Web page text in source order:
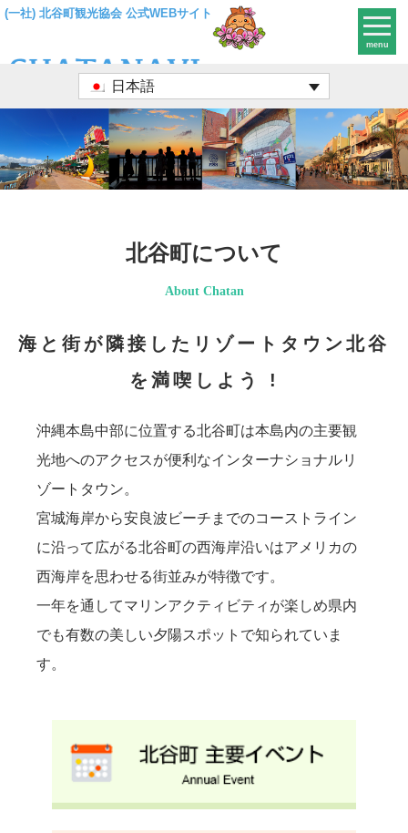
(一社) 北谷町観光協会 公式WEBサイト
日本語
menu
北谷町について
About Chatan
海と街が隣接したリゾートタウン北谷
を満喫しよう !
沖縄本島中部に位置する北谷町は本島内の主要観
光地へのアクセスが便利なインターナショナルリ
ゾートタウン。
宮城海岸から安良波ビーチまでのコーストライン
に沿って広がる北谷町の西海岸沿いはアメリカの
西海岸を思わせる街並みが特徴です。
一年を通してマリンアクティビティが楽しめ県内
でも有数の美しい夕陽スポットで知られていま
す。